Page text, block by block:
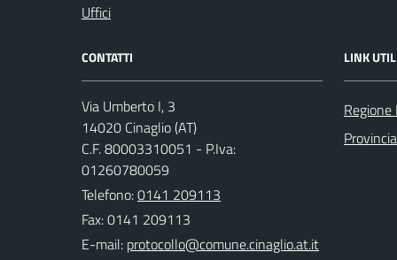
Uffici
CONTATTI
Via Umberto I, 3
14020 Cinaglio (AT)
C.F. 80003310051 - P.Iva:
01260780059
Telefono:0141 209113
Fax: 0141 209113
E-mail:
LINK